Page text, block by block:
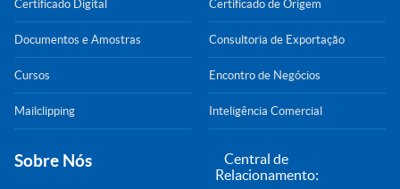
Certificado Digital
Documentos e Amostras
Cursos
Mailclipping
Certificado de Origem
Consultoria de Exportação
Encontro de Negócios
Inteligência Comercial
Sobre Nós
Central de
Relacionamento: